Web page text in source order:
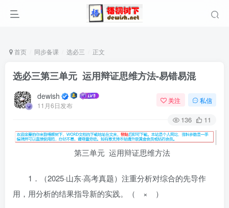
首页 同步备课 选必三 正文
选必三第三单元 运用辩证思维方法-易错易混
dewish
11月6日发布
关注 私信
136 11
第三单元 运用辩证思维方法
1．（2025·山东·高考真题）注重分析对综合的先导作
用，用分析的结果指导新的实践。（ × ）